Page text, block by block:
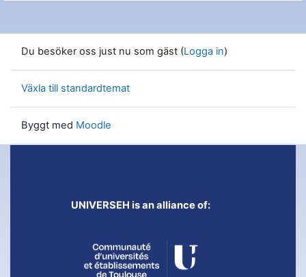
Du besöker oss just nu som gäst (Logga in)
Växla till standardtemat
Byggt med Moodle
UNIVERSEH is an alliance of: